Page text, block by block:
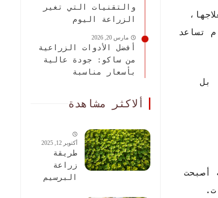
تساعد
بل
أصبحت
والتقنيات التي تغير
الزراعة اليوم
مارس 20, 2026
أفضل الأدوات الزراعية
من ساكو: جودة عالية
بأسعار مناسبة
ألاكثر مشاهدة
أكتوبر 12, 2025
طريقة
زراعة
البرسيم